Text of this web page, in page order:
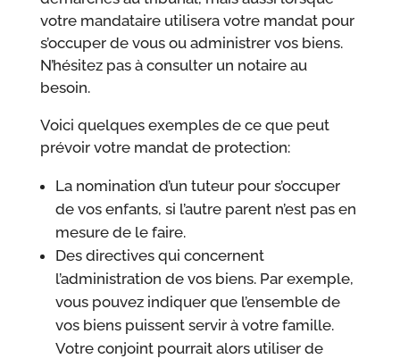
votre mandataire utilisera votre mandat pour
s’occuper de vous ou administrer vos biens.
N’hésitez pas à consulter un notaire au
besoin.
Voici quelques exemples de ce que peut
prévoir votre mandat de protection:
La nomination d’un tuteur pour s’occuper
de vos enfants, si l’autre parent n’est pas en
mesure de le faire.
Des directives qui concernent
l’administration de vos biens. Par exemple,
vous pouvez indiquer que l’ensemble de
vos biens puissent servir à votre famille.
Votre conjoint pourrait alors utiliser de